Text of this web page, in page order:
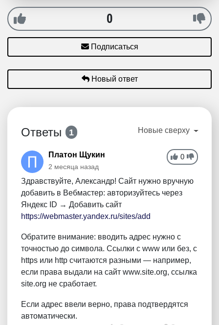
0
Подписаться
Новый ответ
Ответы 1 Новые сверху
0
Платон Щукин
2 месяца назад
Здравствуйте, Александр! Сайт нужно вручную
добавить в Вебмастер: авторизуйтесь через
Яндекс ID → Добавить сайт
https://webmaster.yandex.ru/sites/add
Обратите внимание: вводить адрес нужно с
точностью до символа. Ссылки с www или без, с
https или http считаются разными — например,
если права выдали на сайт www.site.org, ссылка
site.org не сработает.
Если адрес ввели верно, права подтвердятся
автоматически.